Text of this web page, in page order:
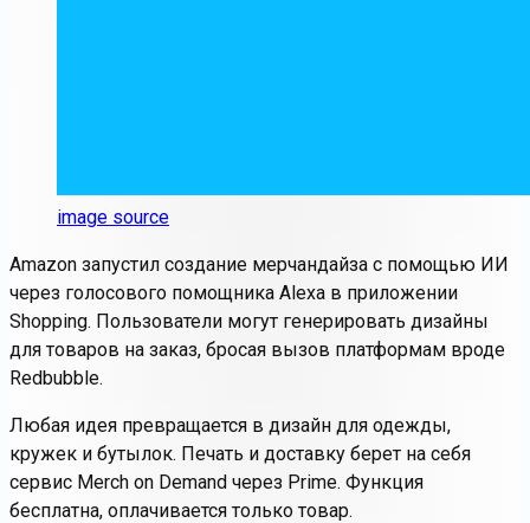
image source
Amazon запустил создание мерчандайза с помощью ИИ
через голосового помощника Alexa в приложении
Shopping. Пользователи могут генерировать дизайны
для товаров на заказ, бросая вызов платформам вроде
Redbubble.
Любая идея превращается в дизайн для одежды,
кружек и бутылок. Печать и доставку берет на себя
сервис Merch on Demand через Prime. Функция
бесплатна, оплачивается только товар.